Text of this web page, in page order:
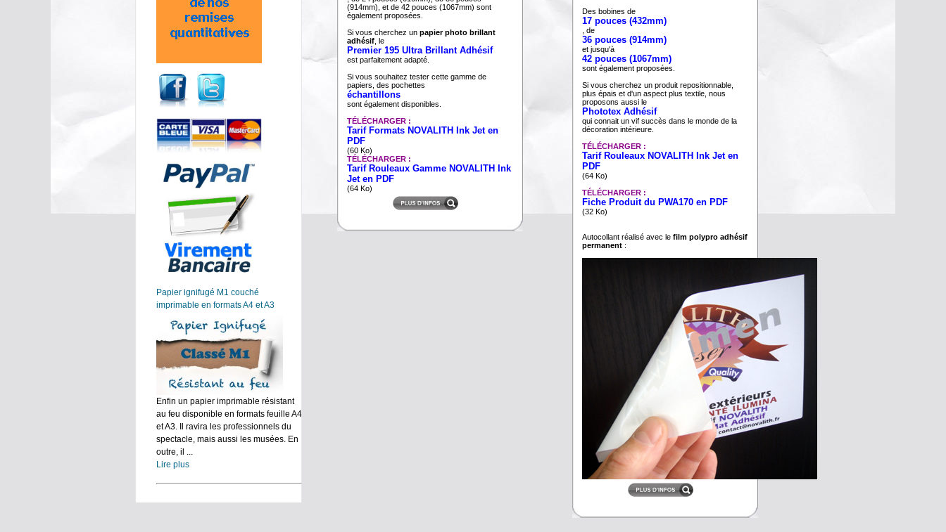
Papier ignifugé M1 couché
imprimable en formats A4 et A3
Enfin un papier imprimable résistant
au feu disponible en formats feuille A4
et A3. Il ravira les professionnels du
spectacle, mais aussi les musées. En
outre, il ...
Lire plus
(914mm), et de 42 pouces (1067mm) sont
également proposées.
Si vous cherchez un papier photo brillant
adhésif , le
Premier 195 Ultra Brillant Adhésif
est parfaitement adapté.
Si vous souhaitez tester cette gamme de
papiers, des pochettes
échantillons
sont également disponibles.
TÉLÉCHARGER :
Tarif Formats NOVALITH Ink Jet en
PDF
(60 Ko)
TÉLÉCHARGER :
Tarif Rouleaux Gamme NOVALITH Ink
Jet en PDF
(64 Ko)
Des bobines de
17 pouces (432mm)
, de
36 pouces (914mm)
et jusqu'à
42 pouces (1067mm)
sont également proposées.
Si vous cherchez un produit repositionnable,
plus épais et d'un aspect plus textile, nous
proposons aussi le
Phototex Adhésif
qui connait un vif succès dans le monde de la
décoration intérieure.
TÉLÉCHARGER :
Tarif Rouleaux NOVALITH Ink Jet en
PDF
(64 Ko)
TÉLÉCHARGER :
Fiche Produit du PWA170 en PDF
(32 Ko)
Autocollant réalisé avec le film polypro adhésif
permanent :